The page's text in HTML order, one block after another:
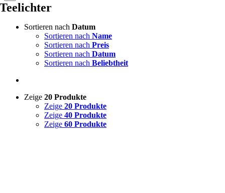
Teelichter
Sortieren nach Datum
Sortieren nach Name
Sortieren nach Preis
Sortieren nach Datum
Sortieren nach Beliebtheit
Zeige 20 Produkte
Zeige 20 Produkte
Zeige 40 Produkte
Zeige 60 Produkte